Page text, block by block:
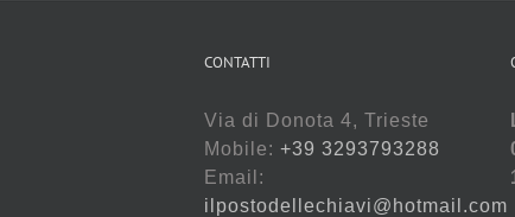
CONTATTI
Via di Donota 4, Trieste
Mobile: +39 3293793288
Email:
ilpostodellechiavi@hotmail.com